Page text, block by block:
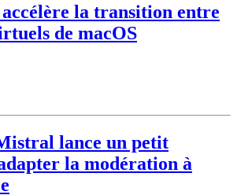
la transition entre
de macOS
lance un petit
la modération à